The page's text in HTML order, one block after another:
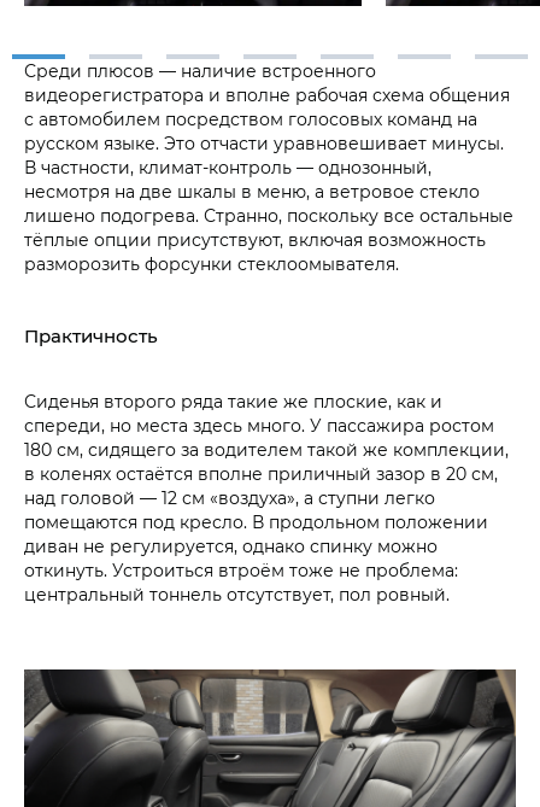
Среди плюсов — наличие встроенного
видеорегистратора и вполне рабочая схема общения
с автомобилем посредством голосовых команд на
русском языке. Это отчасти уравновешивает минусы.
В частности, климат-контроль — однозонный,
несмотря на две шкалы в меню, а ветровое стекло
лишено подогрева. Странно, поскольку все остальные
тёплые опции присутствуют, включая возможность
разморозить форсунки стеклоомывателя.
Практичность
Сиденья второго ряда такие же плоские, как и
спереди, но места здесь много. У пассажира ростом
180 см, сидящего за водителем такой же комплекции,
в коленях остаётся вполне приличный зазор в 20 см,
над головой — 12 см «воздуха», а ступни легко
помещаются под кресло. В продольном положении
диван не регулируется, однако спинку можно
откинуть. Устроиться втроём тоже не проблема:
центральный тоннель отсутствует, пол ровный.